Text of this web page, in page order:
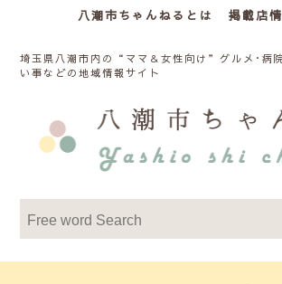
八潮市ちゃんねるとは 掲載店
埼玉県八潮市内の“ママ＆女性向け”グルメ･病
い事などの地域情報サイト